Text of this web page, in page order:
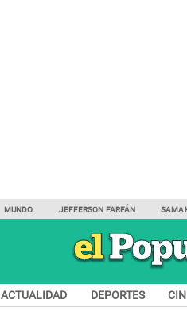
MUNDO JEFFERSON FARFÁN
ACTUALIDAD DEPORTES